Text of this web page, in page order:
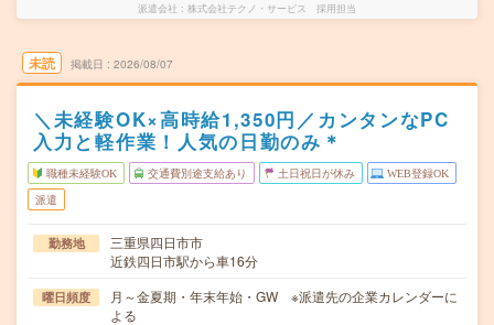
派遣会社 株式会社テクノ・サービス 採用担当
未読 掲載日 2026/08/07
＼未経験OK×高時給1,350円／カンタンなPC
入力と軽作業！人気の日勤のみ＊
職種未経験OK 交通費別途支給あり 土日祝日が休み WEB登録OK
派遣
勤務地
三重県四日市市
近鉄四日市駅から車16分
曜日頻度
月～金夏期・年末年始・GW ※派遣先の企業カレンダーに
よる